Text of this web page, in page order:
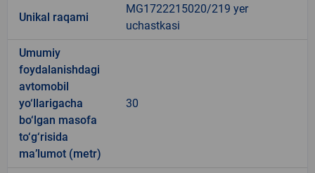
Unikal raqami
MG1722215020/219 yer
uchastkasi
Umumiy
foydalanishdagi
avtomobil
yo‘llarigacha
bo‘lgan masofa
to‘g‘risida
ma’lumot (metr)
30